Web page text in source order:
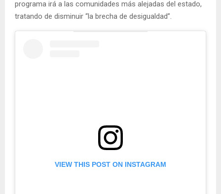
programa irá a las comunidades más alejadas del estado,
tratando de disminuir “la brecha de desigualdad”.
VIEW THIS POST ON INSTAGRAM